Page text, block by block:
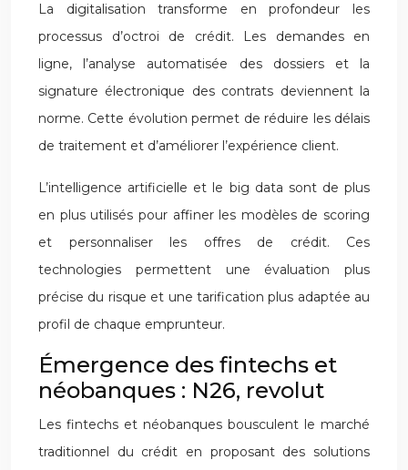
La digitalisation transforme en profondeur les
processus d’octroi de crédit. Les demandes en
ligne, l’analyse automatisée des dossiers et la
signature électronique des contrats deviennent la
norme. Cette évolution permet de réduire les délais
de traitement et d’améliorer l’expérience client.
L’intelligence artificielle et le big data sont de plus
en plus utilisés pour affiner les modèles de scoring
et personnaliser les offres de crédit. Ces
technologies permettent une évaluation plus
précise du risque et une tarification plus adaptée au
profil de chaque emprunteur.
Émergence des fintechs et
néobanques : N26, revolut
Les fintechs et néobanques bousculent le marché
traditionnel du crédit en proposant des solutions